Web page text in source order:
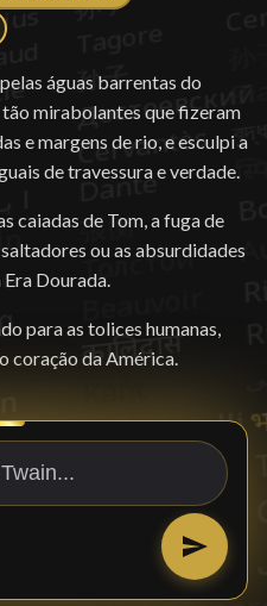
águas barrentas do
mirabolantes que fizeram
e margens de rio, e esculpi a
de travessura e verdade.
caiadas de Tom, a fuga de
ou as absurdidades
Dourada.
para as tolices humanas,
coração da América.